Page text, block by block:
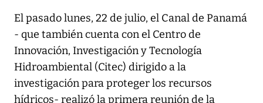
El pasado lunes, 22 de julio, el Canal de Panamá
- que también cuenta con el Centro de
Innovación, Investigación y Tecnología
Hidroambiental (Citec) dirigido a la
investigación para proteger los recursos
hídricos- realizó la primera reunión de la